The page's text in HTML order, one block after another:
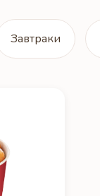
Завтраки